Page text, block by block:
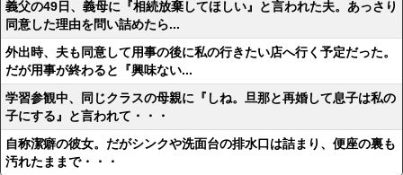
義父の49日、義母に『相続放棄してほしい』と言われた夫。あっさり
同意した理由を問い詰めたら...
外出時、夫も同意して用事の後に私の行きたい店へ行く予定だった。
だが用事が終わると『興味ない...
学習参観中、同じクラスの母親に『しね。旦那と再婚して息子は私の
子にする』と言われて・・・
自称潔癖の彼女。だがシンクや洗面台の排水口は詰まり、便座の裏も
汚れたままで・・・